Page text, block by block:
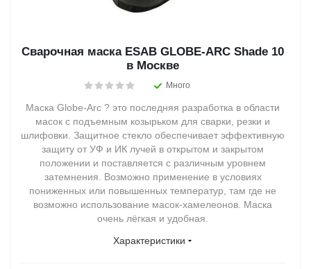
Сварочная маска ESAB GLOBE-ARC Shade 10
в Москве
Много
Маска Globe-Arc ? это последняя разработка в области
масок с подъемным козырьком для сварки, резки и
шлифовки. Защитное стекло обеспечивает эффективную
защиту от УФ и ИК лучей в открытом и закрытом
положении и поставляется с различным уровнем
затемнения. Возможно применение в условиях
пониженных или повышенных температур, там где не
возможно использование масок-хамелеонов. Маска
очень лёгкая и удобная.
Характеристики